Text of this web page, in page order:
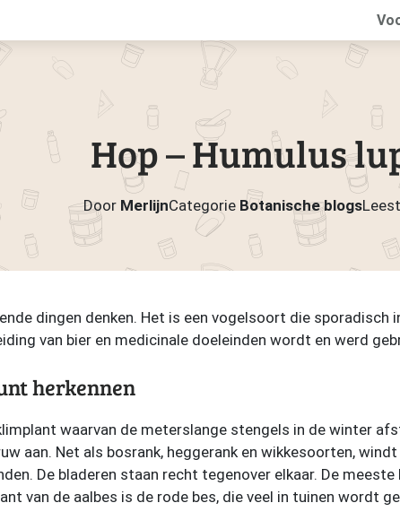
Hop – Humulus
Door MerlijnCategorie Botanische blogs
dingen denken. Het is een vogelsoort die
van bier en medicinale doeleinden wordt en werd
herkennen
waarvan de meterslange stengels in de winter
aan. Net als bosrank, heggerank en wikkesoorten,
De bladeren staan recht tegenover elkaar. De
van de aalbes is de rode bes, die veel in tuinen wordt